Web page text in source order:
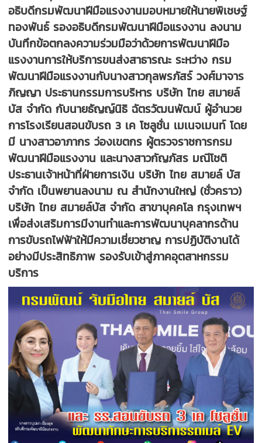
อธิบดีกรมพัฒนาฝีมือแรงงานมอบหมายให้นายพิเชษฐ์
ทองพันธ์ รองอธิบดีกรมพัฒนาฝีมือแรงงาน ลงนาม
บันทึกข้อตกลงความร่วมมือว่าด้วยการพัฒนาฝีมือ
แรงงานการให้บริการขนส่งสาธารณะ ระหว่าง กรม
พัฒนาฝีมือแรงงานกับนางสาวกุลพรภัสร์ วงศ์มาจาร
ภิญญา ประธานกรรมการบริหาร บริษัท ไทย สมายล์
บัส จำกัด กับนายธัญญ์นิธิ ฉัตรวัฒนพัฒน์ ผู้อำนวย
การโรงเรียนสอนขับรถ 3 เค โซลูชั่น เมเนจเมนท์ โดย
มี นางสาวอาภากร ว่องเขตกร ผู้ตรวจราชการกรม
พัฒนาฝีมือแรงงาน และนางสาวกัญภัสร มณีโชติ
ประธานเจ้าหน้าที่ฝ่ายการเงิน บริษัท ไทย สมายล์ บัส
จำกัด เป็นพยานลงนาม ณ สำนักงานใหญ่ (ชั่วคราว)
บริษัท ไทย สมายล์บัส จำกัด สาขาบุคคโล กรุงเทพฯ
เพื่อส่งเสริมการมีงานทำและการพัฒนาบุคลากรด้าน
การขับรถไฟฟ้าให้มีความเชี่ยวชาญ การปฏิบัติงานได้
อย่างมีประสิทธิภาพ รองรับเข้าสู่ภาคอุตสาหกรรม
บริการ